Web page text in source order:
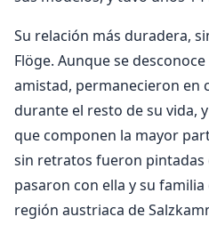
Su relación más duradera,
Flöge. Aunque se
amistad, permanecieron en
durante el resto de su vida,
que componen la mayor
sin retratos fueron
pasaron con ella y su
región austriaca de